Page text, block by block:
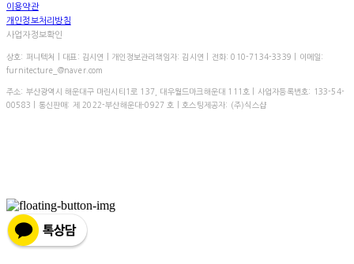
이용약관
개인정보처리방침
사업자정보확인
상호: 퍼니텍처 | 대표: 김시연 | 개인정보관리책임자: 김시연 | 전화: 010-7134-3339 | 이메일:
furnitecture_@naver.com
주소: 부산광역시 해운대구 마린시티1로 137, 대우월드마크해운대 111호 | 사업자등록번호: 133-54-
00583 | 통신판매: 제 2022-부산해운대-0927 호 | 호스팅제공자: (주)식스샵